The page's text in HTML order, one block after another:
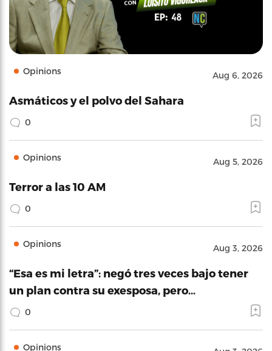
Opinions Aug 6, 2026
Asmáticos y el polvo del Sahara
0
Opinions Aug 5, 2026
Terror a las 10 AM
0
Opinions Aug 3, 2026
“Esa es mi letra”: negó tres veces bajo tener
un plan contra su exesposa, pero…
0
Opinions